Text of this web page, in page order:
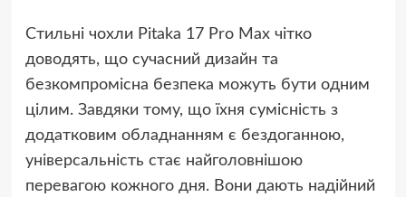
Стильні чохли Pitaka 17 Pro Max чітко
доводять, що сучасний дизайн та
безкомпромісна безпека можуть бути одним
цілим. Завдяки тому, що їхня сумісність з
додатковим обладнанням є бездоганною,
універсальність стає найголовнішою
перевагою кожного дня. Вони дають надійний